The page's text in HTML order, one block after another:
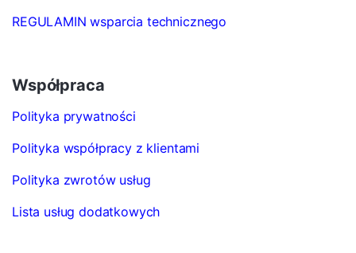
REGULAMIN wsparcia technicznego
Współpraca
Polityka prywatności
Polityka współpracy z klientami
Polityka zwrotów usług
Lista usług dodatkowych